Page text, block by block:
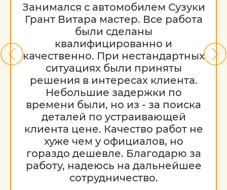
Занимался с автомобилем Сузуки
Грант Витара мастер. Все работа
были сделаны
квалифицированно и
качественно. При нестандартных
ситуациях были приняты
решения в интересах клиента.
Небольшие задержки по
времени были, но из - за поиска
деталей по устраивающей
клиента цене. Качество работ не
хуже чем у официалов, но
гораздо дешевле. Благодарю за
работу, надеюсь на дальнейшее
сотрудничество.